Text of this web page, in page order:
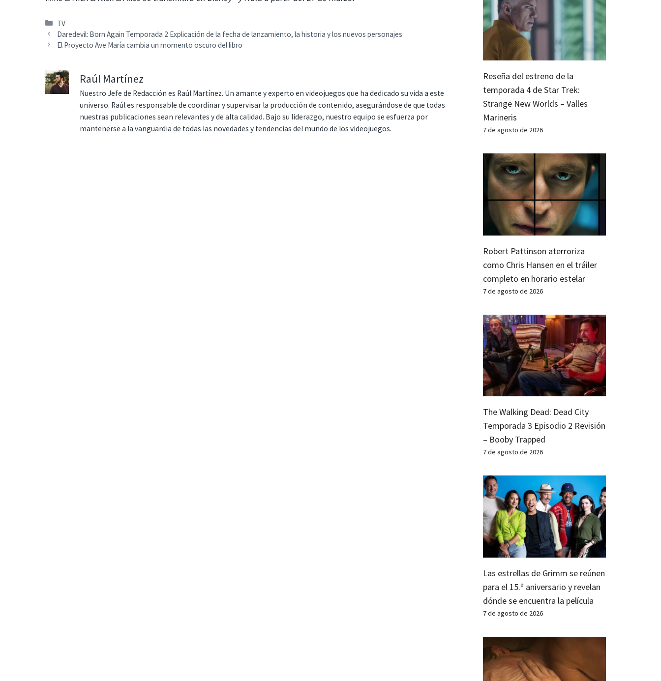
Categorías
TV
Daredevil: Born Again Temporada 2 Explicación de la fecha de lanzamiento, la historia y los nuevos personajes
El Proyecto Ave María cambia un momento oscuro del libro
Raúl Martínez
Nuestro Jefe de Redacción es Raúl Martínez. Un amante y experto en videojuegos que ha dedicado su vida a este
universo. Raúl es responsable de coordinar y supervisar la producción de contenido, asegurándose de que todas
nuestras publicaciones sean relevantes y de alta calidad. Bajo su liderazgo, nuestro equipo se esfuerza por
mantenerse a la vanguardia de todas las novedades y tendencias del mundo de los videojuegos.
Reseña del estreno de la
temporada 4 de Star Trek:
Strange New Worlds – Valles
Marineris
7 de agosto de 2026
Robert Pattinson aterroriza
como Chris Hansen en el tráiler
completo en horario estelar
7 de agosto de 2026
The Walking Dead: Dead City
Temporada 3 Episodio 2 Revisión
– Booby Trapped
7 de agosto de 2026
Las estrellas de Grimm se reúnen
para el 15.º aniversario y revelan
dónde se encuentra la película
7 de agosto de 2026